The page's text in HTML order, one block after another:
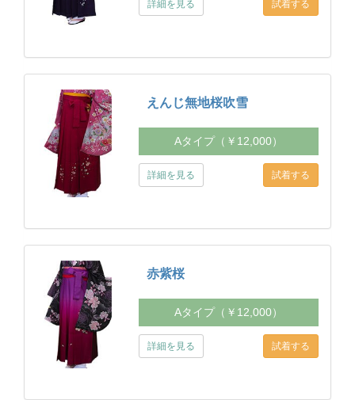
詳細を見る
えんじ無地桜吹雪
Aタイプ（￥12,000）
詳細を見る
赤紫桜
Aタイプ（￥12,000）
詳細を見る